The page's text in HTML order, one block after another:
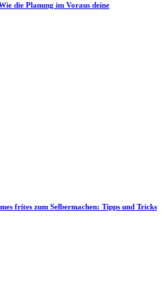
die Planung im Voraus deine
frites zum Selbermachen: Tipps und Tricks